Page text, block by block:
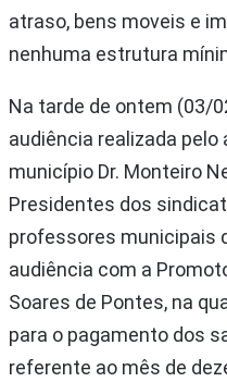
atraso, bens moveis e
nenhuma estrutura
Na tarde de ontem (03/
audiência realizada
município Dr. Monteiro
Presidentes dos
professores municipais
audiência com a
Soares de Pontes, na
para o pagamento dos
referente ao mês de